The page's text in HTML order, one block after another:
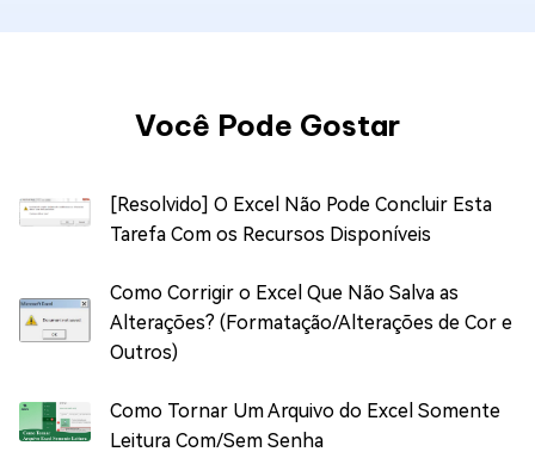
Você Pode Gostar
[Resolvido] O Excel Não Pode Concluir Esta
Tarefa Com os Recursos Disponíveis
Como Corrigir o Excel Que Não Salva as
Alterações? (Formatação/Alterações de Cor e
Outros)
Como Tornar Um Arquivo do Excel Somente
Leitura Com/Sem Senha